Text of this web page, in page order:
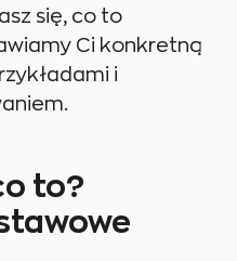
się, co to
Ci konkretną
i
to?